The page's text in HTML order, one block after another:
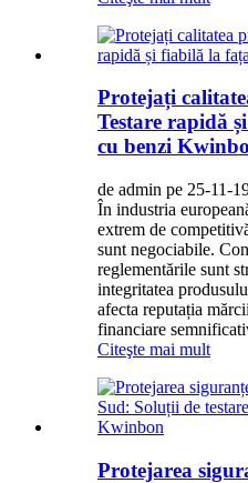
Protejați
Testare rapidă
cu benzi
de admin pe 25-11-
În industria
extrem de
sunt negociabile.
reglementările sunt
integritatea
afecta reputația
financiare
Citeşte mai mult
Protejarea